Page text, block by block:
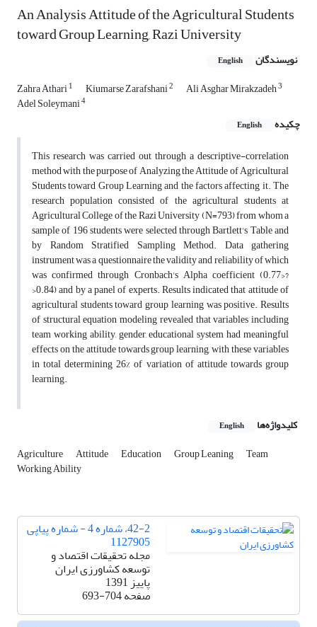
An Analysis Attitude of the Agricultural Students
toward Group Learning, Razi University
نویسندگان English
Zahra Athari1 Kiumarse Zarafshani2 Ali Asghar Mirakzadeh3
Adel Soleymani4
چکیده English
This research was carried out through a descriptive-correlation
method with the purpose of Analyzing the Attitude of Agricultural
Students toward Group Learning and the factors affecting it. The
research population consisted of the agricultural students at
Agricultural College of the Razi University (N=793) from whom a
sample of 196 students were selected through Bartlett's Table and
by Random Stratified Sampling Method. Data gathering
instrument was a questionnaire the validity and reliability of which
was confirmed through Cronbach's Alpha coefficient (0.77>?
>0.84) and by a panel of experts. Results indicated that attitude of
agricultural students toward group learning was positive. Results
of structural equation modeling revealed that variables including
team working ability, gender, educational system had meaningful
effects on the attitude towards group learning, with these variables
in total determining 26% of variation of attitude towards group
learning.
کلیدواژه‌ها English
Agriculture Attitude Education Group Leaning Team
Working Ability
42-2، شماره 4 - شماره پیاپی
1127905
مجله تحقیقات اقتصاد و
توسعه کشاورزی ایران
پاییز 1391
صفحه693-704